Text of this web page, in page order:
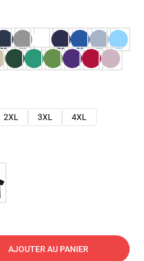
2XL 3XL
4XL
AJOUTER AU PANIER